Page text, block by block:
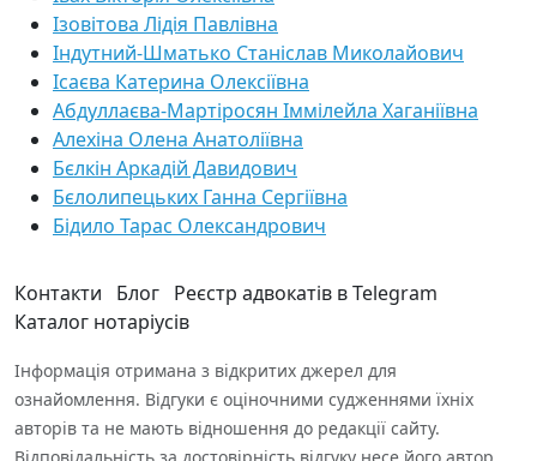
Ізовітова Лідія Павлівна
Індутний-Шматько Станіслав Миколайович
Ісаєва Катерина Олексіївна
Абдуллаєва-Мартіросян Іммілейла Хаганіївна
Алехіна Олена Анатоліївна
Бєлкін Аркадій Давидович
Бєлолипецьких Ганна Сергіївна
Бідило Тарас Олександрович
Контакти Блог Реєстр адвокатів в Telegram
Каталог нотаріусів
Інформація отримана з відкритих джерел для
ознайомлення. Відгуки є оціночними судженнями їхніх
авторів та не мають відношення до редакції сайту.